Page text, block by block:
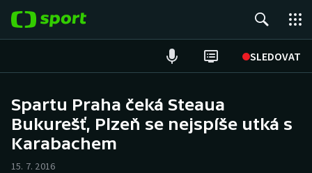
SLEDOVAT
Hokej
Spartu Praha čeká Steaua
Bukurešť, Plzeň se nejspíše utká s
Karabachem
15. 7. 2016